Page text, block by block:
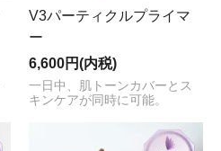
V3パーティクルプライマ
ー
6,600円(内税)
一日中、肌トーンカバーとス
キンケアが同時に可能。